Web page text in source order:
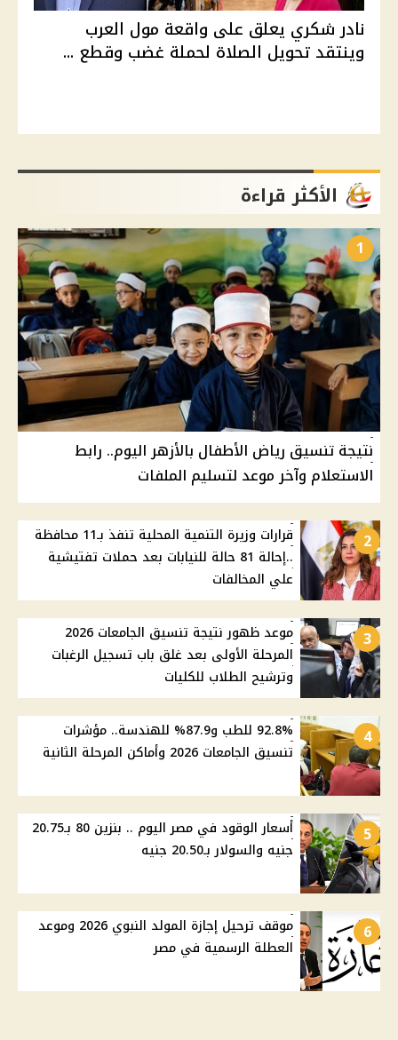
نادر شكري يعلق على واقعة مول العرب
وينتقد تحويل الصلاة لحملة غضب وقطع ...
الأكثر قراءة
1
نتيجة تنسيق رياض الأطفال بالأزهر اليوم.. رابط
الاستعلام وآخر موعد لتسليم الملفات
2
قرارات وزيرة التنمية المحلية تنفذ بـ11 محافظة
..إحالة 81 حالة للنيابات بعد حملات تفتيشية
علي المخالفات
3
موعد ظهور نتيجة تنسيق الجامعات 2026
المرحلة الأولى بعد غلق باب تسجيل الرغبات
وترشيح الطلاب للكليات
4
92.8% للطب و87.9% للهندسة.. مؤشرات
تنسيق الجامعات 2026 وأماكن المرحلة الثانية
5
أسعار الوقود في مصر اليوم .. بنزين 80 بـ20.75
جنيه والسولار بـ20.50 جنيه
6
موقف ترحيل إجازة المولد النبوي 2026 وموعد
العطلة الرسمية في مصر